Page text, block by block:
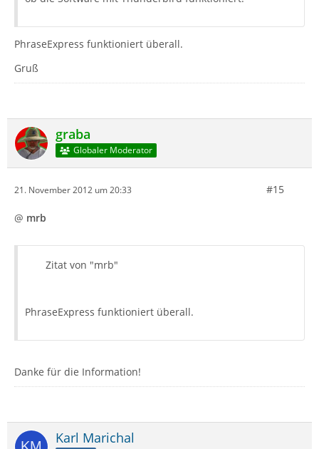
PhraseExpress funktioniert überall.
Gruß
graba
Globaler Moderator
21. November 2012 um 20:33 #15
@ mrb
Zitat von "mrb"
PhraseExpress funktioniert überall.
Danke für die Information!
Karl Marichal